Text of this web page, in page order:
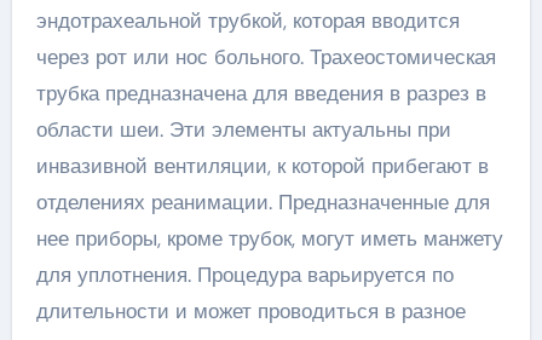
эндотрахеальной трубкой, которая вводится
через рот или нос больного. Трахеостомическая
трубка предназначена для введения в разрез в
области шеи. Эти элементы актуальны при
инвазивной вентиляции, к которой прибегают в
отделениях реанимации. Предназначенные для
нее приборы, кроме трубок, могут иметь манжету
для уплотнения. Процедура варьируется по
длительности и может проводиться в разное